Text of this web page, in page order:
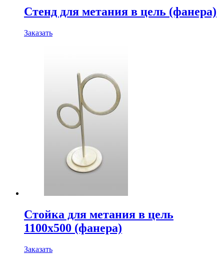
Стенд для метания в цель (фанера)
Заказать
Стойка для метания в цель
1100х500 (фанера)
Заказать